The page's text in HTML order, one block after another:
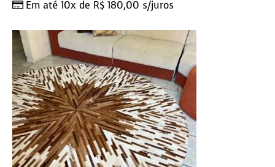
Em até 10x de R$ 180,00 s/juros